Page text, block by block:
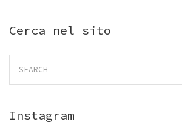
Cerca nel sito
for:
Instagram